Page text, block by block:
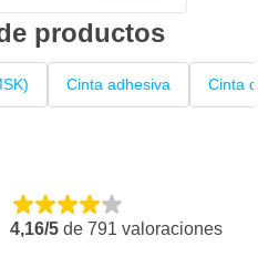
productos
Cinta adhesiva Cinta
4,16/5 de 791 valoraciones